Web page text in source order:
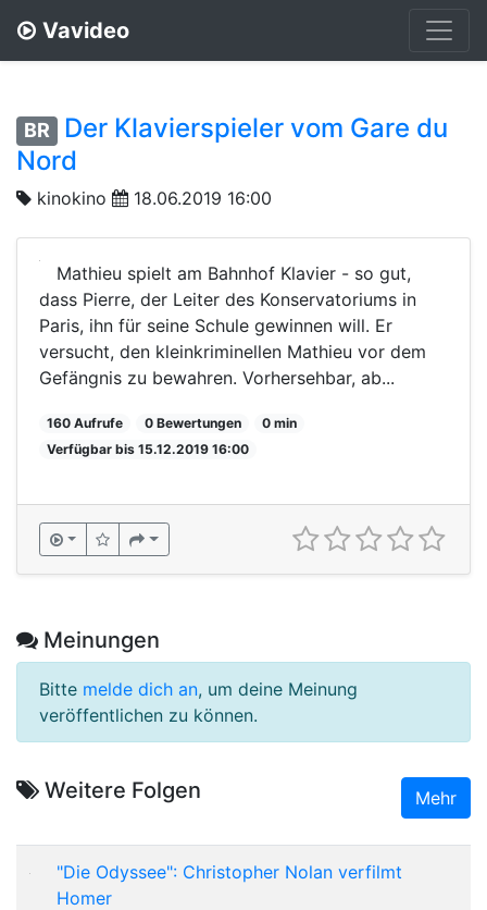
Vavideo
BR
Der Klavierspieler vom Gare du
Nord
kinokino 18.06.2019 16:00
Mathieu spielt am Bahnhof Klavier - so gut,
dass Pierre, der Leiter des Konservatoriums in
Paris, ihn für seine Schule gewinnen will. Er
versucht, den kleinkriminellen Mathieu vor dem
Gefängnis zu bewahren. Vorhersehbar, ab...
160 Aufrufe 0 Bewertungen
0 min
Verfügbar bis 15.12.2019 16:00
Meinungen
Bitte melde dich an, um deine Meinung
veröffentlichen zu können.
Weitere Folgen Mehr
"Die Odyssee": Christopher Nolan verfilmt
Homer